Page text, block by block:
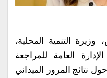
التنمية المحلية،
العامة للمراجعة
نتائج المرور الميداني